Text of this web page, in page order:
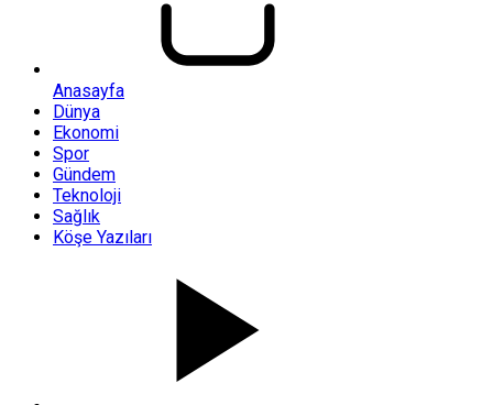
Anasayfa
Dünya
Ekonomi
Spor
Gündem
Teknoloji
Sağlık
Köşe Yazıları